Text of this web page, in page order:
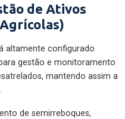
de Ativos
altamente configurado
gestão e monitoramento
mantendo assim a
de semirreboques,